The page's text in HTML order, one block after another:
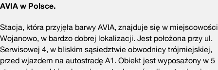
AVIA w Polsce.
Stacja, która przyjęła barwy AVIA, znajduje się w miejscowości
Wojanowo, w bardzo dobrej lokalizacji. Jest położona przy ul.
Serwisowej 4, w bliskim sąsiedztwie obwodnicy trójmiejskiej,
przed wjazdem na autostradę A1. Obiekt jest wyposażony w 5